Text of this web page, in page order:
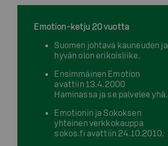
Emotion-ketju 20 vuotta
Suomen johtava kauneuden ja
hyvän olon erikoisliike.
Ensimmäinen Emotion
avattiin 13.4.2000
Haminassa ja se palvelee yhä.
Emotionin ja Sokoksen
yhteinen verkkokauppa
sokos.fi avattiin 24.10.2010.